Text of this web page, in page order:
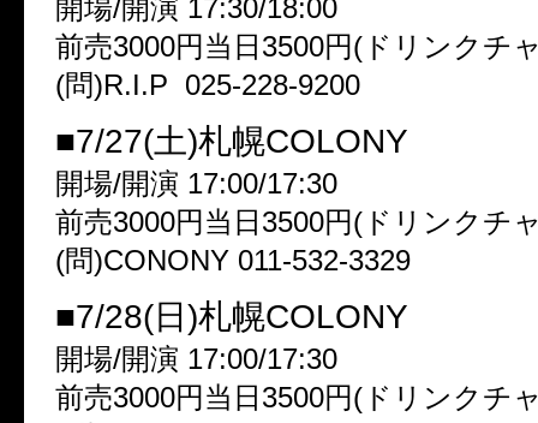
開場/開演 17:30/18:00
前売3000円当日3500円(ドリンクチ
(問)R.I.P 025-228-9200
■7/27(土)札幌COLONY
開場/開演 17:00/17:30
前売3000円当日3500円(ドリンクチ
(問)CONONY 011-532-3329
■7/28(日)札幌COLONY
開場/開演 17:00/17:30
前売3000円当日3500円(ドリンクチ